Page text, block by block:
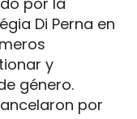
Di Perna en
y
género.
por